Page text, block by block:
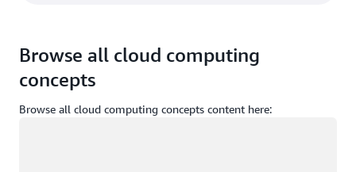
Browse all cloud computing
concepts
Browse all cloud computing concepts content here: